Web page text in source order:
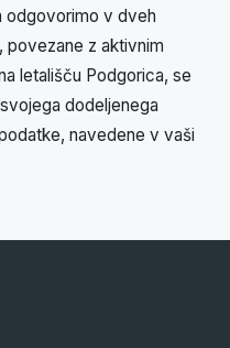
odgovorimo v dveh
povezane z aktivnim
letališču Podgorica, se
dodeljenega
navedene v vaši